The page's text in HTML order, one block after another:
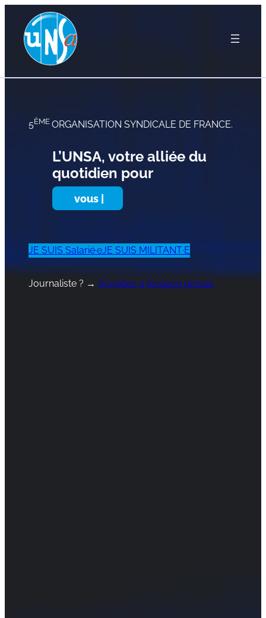
5ÈMEORGANISATION SYNDICALE DE FRANCE.
L’UNSA, votre alliée du
quotidien pour
vous |
JE SUIS Salarié·eJE SUIS MILITANT·E
Journaliste ? → Accédez à l’espace presse